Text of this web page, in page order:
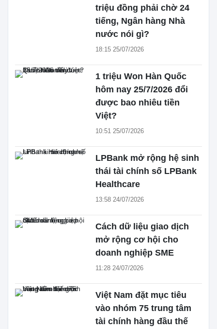
triệu đồng phải chờ 24
tiếng, Ngân hàng Nhà
nước nói gì?
18:15 25/07/2026
1 triệu Won Hàn Quốc
hôm nay 25/7/2026 đổi
được bao nhiêu tiền
Việt?
10:51 25/07/2026
LPBank mở rộng hệ sinh
thái tài chính số LPBank
Healthcare
13:58 24/07/2026
Cách dữ liệu giao dịch
mở rộng cơ hội cho
doanh nghiệp SME
11:28 24/07/2026
Việt Nam đặt mục tiêu
vào nhóm 75 trung tâm
tài chính hàng đầu thế